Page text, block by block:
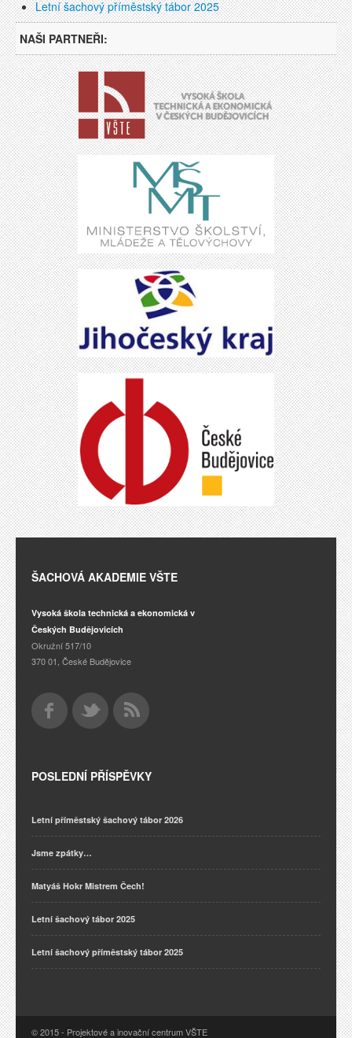
Letní šachový příměstský tábor 2025
NAŠI PARTNEŘI:
ŠACHOVÁ AKADEMIE VŠTE
Vysoká škola technická a ekonomická v
Českých Budějovicích
Okružní 517/10
370 01, České Budějovice
POSLEDNÍ PŘÍSPĚVKY
Letní příměstský šachový tábor 2026
Jsme zpátky…
Matyáš Hokr Mistrem Čech!
Letní šachový tábor 2025
Letní šachový příměstský tábor 2025
© 2015 - Projektové a inovační centrum VŠTE